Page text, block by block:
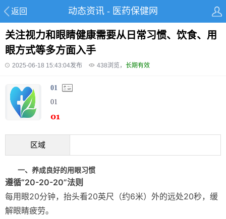
返回 动态资讯 - 医药保健网
关注视力和眼睛健康需要从日常习惯、饮食、用
眼方式等多方面入手
2025-06-18 15:43:04发布 438浏览， 长期有效
01
01
区域
一、养成良好的用眼习惯
遵循“20-20-20”法则
每用眼20分钟，抬头看20英尺（约6米）外的远处20秒，缓
解眼睛疲劳。